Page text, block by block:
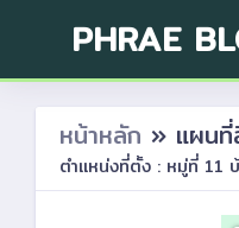
PHRAE
หน้าหลัก » แผน
ตำแหน่งที่ตั้ง : หมู่ที่ 11